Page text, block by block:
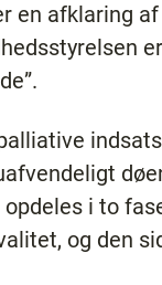
en afklaring
i to
og den